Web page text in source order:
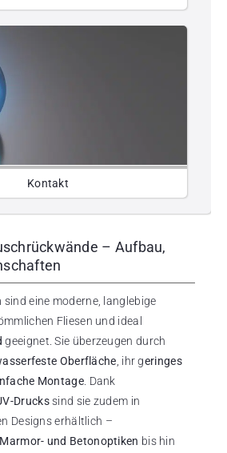
Kontakt
– Aufbau,
sind eine moderne, langlebige
Fliesen und ideal
geeignet. Sie überzeugen durch
Oberfläche , ihr geringes
Montage. Dank
Druckssind sie zudem in
Designs erhältlich –
und Betonoptiken bis hin